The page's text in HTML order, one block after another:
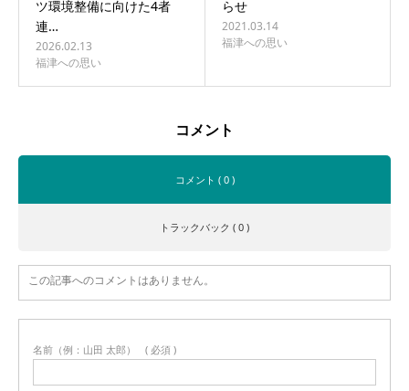
ツ環境整備に向けた4者
連…
2026.02.13
福津への思い
らせ
2021.03.14
福津への思い
コメント
コメント ( 0 )
トラックバック ( 0 )
この記事へのコメントはありません。
名前（例：山田 太郎） ( 必須 )